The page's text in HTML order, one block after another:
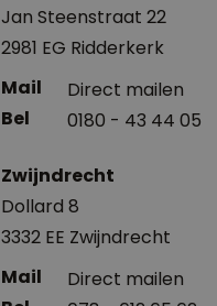
Jan Steenstraat 22
2981 EG Ridderkerk
Direct mailen
0180 - 43 44 05
Zwijndrecht
Dollard 8
3332 EE Zwijndrecht
Direct mailen